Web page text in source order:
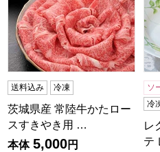
送料込み 冷凍
茨城県産 常陸牛かたロー
スすきやき用 …
本体 5,000円
ソ
冷
レ
テ